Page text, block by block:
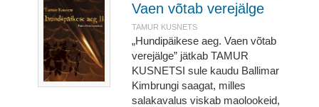
Vaen võtab verejälge
TAMUR KUSNETS
„Hundipäikese aeg. Vaen võtab
verejälge” jätkab TAMUR
KUSNETSI sule kaudu Ballimar
Kimbrungi saagat, milles
salakavalus viskab maolookeid,